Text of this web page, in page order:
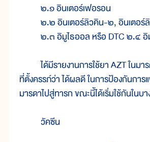
๒.๑ อินเตอร์เฟอรอน
๒.๒ อินเตอร์ลิวคิน-๒, อินเตอร์
๒.๓ อิมูไธออล หรือ DTC ๒.๔ อิม
ได้มีรายงานการใช้ยา AZT ในมาร
ที่ตั้งครรภ์ว่า ได้ผลดี ในการป้องกันการ
มารดาไปสู่ทารก ขณะนี้ได้เริ่มใช้กันในบา
วัคซีน